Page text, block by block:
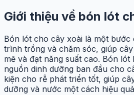
Giới thiệu về bón lót
Bón lót cho cây xoài là một
trình trồng và chăm sóc, giúp
mẽ và đạt năng suất cao. Bón
nguồn dinh dưỡng ban đầu cho
kiện cho rễ phát triển tốt, giúp
dưỡng và nước một cách hiệu